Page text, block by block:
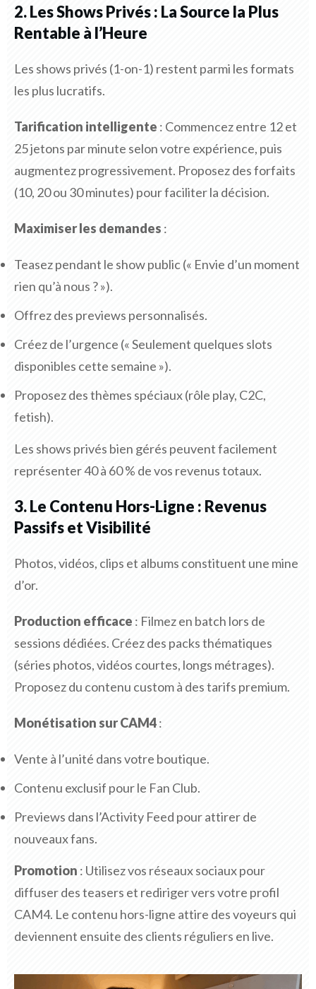
2. Les Shows Privés : La Source la Plus
Rentable à l’Heure
Les shows privés (1-on-1) restent parmi les formats
les plus lucratifs.
Tarification intelligente : Commencez entre 12 et
25 jetons par minute selon votre expérience, puis
augmentez progressivement. Proposez des forfaits
(10, 20 ou 30 minutes) pour faciliter la décision.
Maximiser les demandes :
Teasez pendant le show public (« Envie d’un moment
rien qu’à nous ? »).
Offrez des previews personnalisés.
Créez de l’urgence (« Seulement quelques slots
disponibles cette semaine »).
Proposez des thèmes spéciaux (rôle play, C2C,
fetish).
Les shows privés bien gérés peuvent facilement
représenter 40 à 60 % de vos revenus totaux.
3. Le Contenu Hors-Ligne : Revenus
Passifs et Visibilité
Photos, vidéos, clips et albums constituent une mine
d’or.
Production efficace : Filmez en batch lors de
sessions dédiées. Créez des packs thématiques
(séries photos, vidéos courtes, longs métrages).
Proposez du contenu custom à des tarifs premium.
Monétisation sur CAM4:
Vente à l’unité dans votre boutique.
Contenu exclusif pour le Fan Club.
Previews dans l’Activity Feed pour attirer de
nouveaux fans.
Promotion : Utilisez vos réseaux sociaux pour
diffuser des teasers et rediriger vers votre profil
CAM4. Le contenu hors-ligne attire des voyeurs qui
deviennent ensuite des clients réguliers en live.